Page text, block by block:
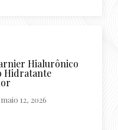
Hialurônico
Hidratante
maio 12, 2026